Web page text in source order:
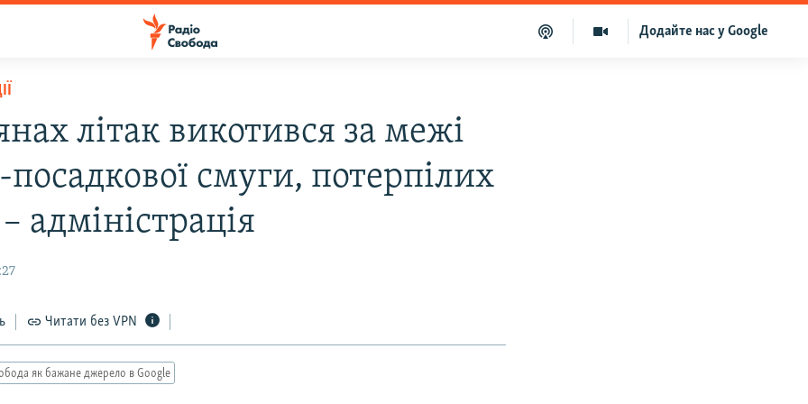
Додайте нас у Google
літак викотився за межі
посадкової смуги, потерпілих
адміністрація
Читати без VPN
як бажане джерело в Google